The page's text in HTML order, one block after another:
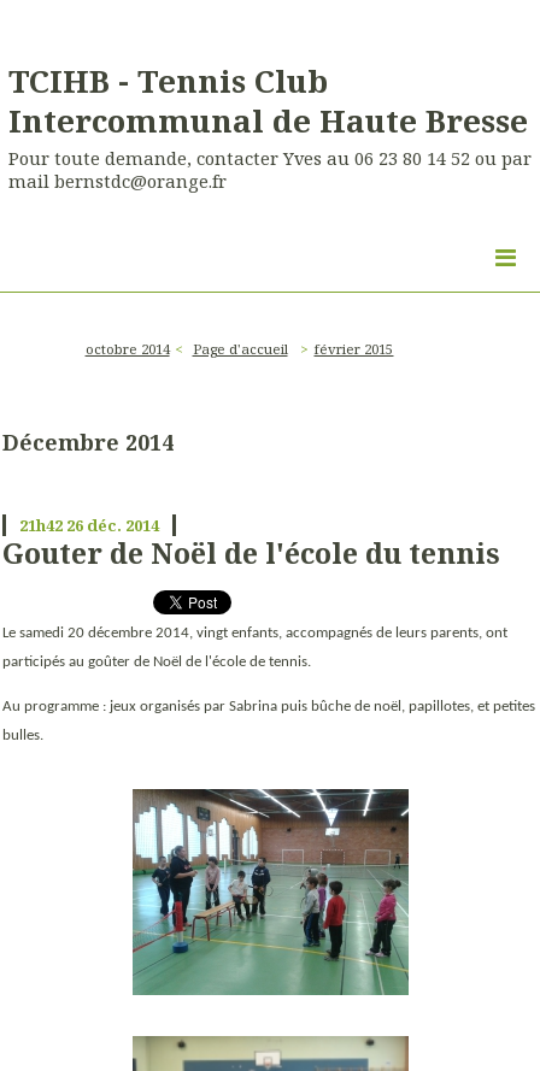
TCIHB - Tennis Club
Intercommunal de Haute Bresse
Pour toute demande, contacter Yves au 06 23 80 14 52 ou par
mail bernstdc@orange.fr
octobre 2014 Page d'accueil février 2015
Décembre 2014
21h42 26 déc. 2014
Gouter de Noël de l'école du tennis
Le samedi 20 décembre 2014, vingt enfants, accompagnés de leurs parents, ont
participés au goûter de Noël de l'école de tennis.
Au programme : jeux organisés par Sabrina puis bûche de noël, papillotes, et petites
bulles.